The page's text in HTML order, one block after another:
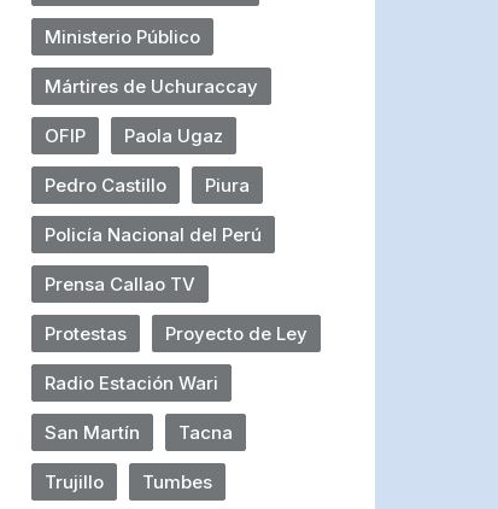
Ministerio Público
Mártires de Uchuraccay
OFIP Paola Ugaz
Pedro Castillo Piura
Policía Nacional del Perú
Prensa Callao TV
Protestas Proyecto de Ley
Radio Estación Wari
San Martín Tacna
Trujillo Tumbes